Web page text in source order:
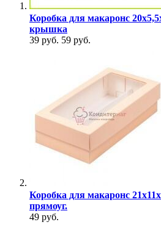
Коробка для макаронс
крышка
39 руб. 59 руб.
Коробка для макаронс
прямоуг.
49 руб.